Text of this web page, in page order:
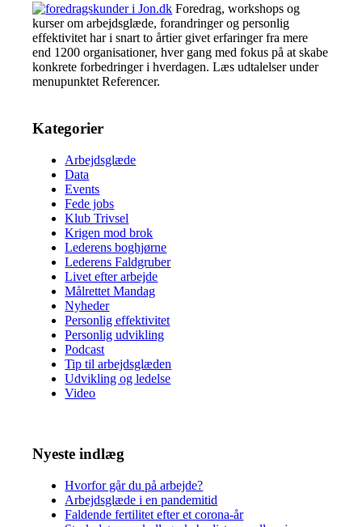
Foredrag, workshops og
kurser om arbejdsglæde, forandringer og personlig
effektivitet har i snart to årtier givet erfaringer fra mere
end 1200 organisationer, hver gang med fokus på at skabe
konkrete forbedringer i hverdagen. Læs udtalelser under
menupunktet Referencer.
Kategorier
Arbejdsglæde
Data
Events
Fede jobs
Klub Trivsel
Krigen mod brok
Lederens boghjørne
Lederens Faldgruber
Livet efter arbejde
Målrettet Mandag
Nyheder
Personlig effektivitet
Personlig udvikling
Podcast
Tip til arbejdsglæden
Udvikling og ledelse
Video
Nyeste indlæg
Hvorfor går du på arbejde?
Arbejdsglæde i en pandemitid
Faldende fertilitet efter et corona-år